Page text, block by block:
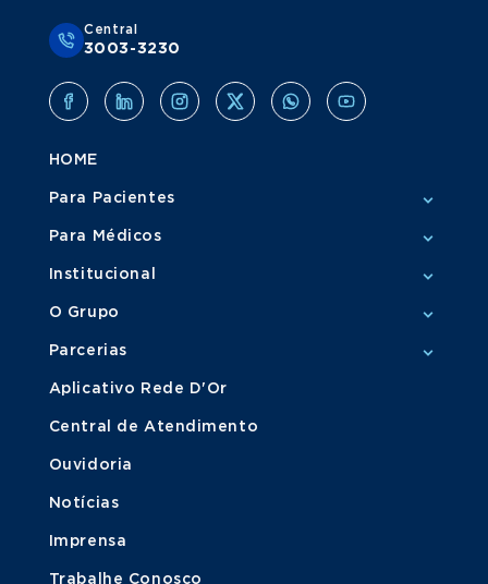
Central
3003-3230
HOME
Para Pacientes
Para Médicos
Institucional
O Grupo
Parcerias
Aplicativo Rede D'Or
Central de Atendimento
Ouvidoria
Notícias
Imprensa
Trabalhe Conosco